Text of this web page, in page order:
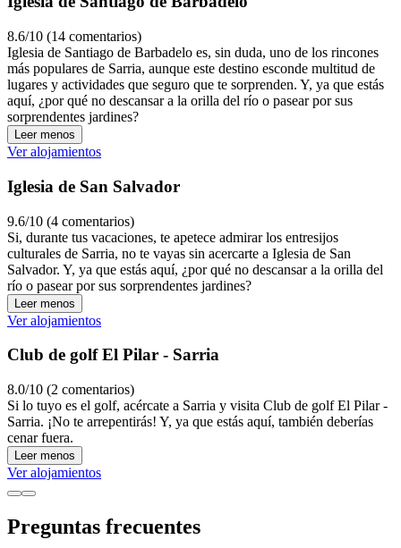
8.6/10 (14 comentarios)
Iglesia de Santiago de Barbadelo es, sin duda, uno de los rincones
más populares de Sarria, aunque este destino esconde multitud de
lugares y actividades que seguro que te sorprenden. Y, ya que estás
aquí, ¿por qué no descansar a la orilla del río o pasear por sus
sorprendentes jardines?
Leer menos
Ver alojamientos
Iglesia de San Salvador
9.6/10 (4 comentarios)
Si, durante tus vacaciones, te apetece admirar los entresijos
culturales de Sarria, no te vayas sin acercarte a Iglesia de San
Salvador. Y, ya que estás aquí, ¿por qué no descansar a la orilla del
río o pasear por sus sorprendentes jardines?
Leer menos
Ver alojamientos
Club de golf El Pilar - Sarria
8.0/10 (2 comentarios)
Si lo tuyo es el golf, acércate a Sarria y visita Club de golf El Pilar -
Sarria. ¡No te arrepentirás! Y, ya que estás aquí, también deberías
cenar fuera.
Leer menos
Ver alojamientos
Preguntas frecuentes